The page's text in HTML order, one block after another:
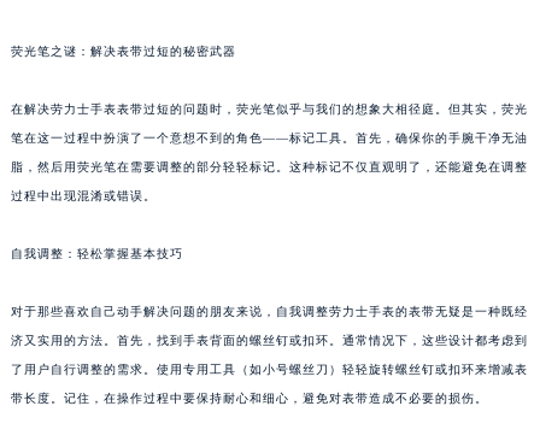
荧光笔之谜：解决表带过短的秘密武器
在解决劳力士手表表带过短的问题时，荧光笔似乎与我们的想象大相径庭。但其实，荧光
笔在这一过程中扮演了一个意想不到的角色——标记工具。首先，确保你的手腕干净无油
脂，然后用荧光笔在需要调整的部分轻轻标记。这种标记不仅直观明了，还能避免在调整
过程中出现混淆或错误。
自我调整：轻松掌握基本技巧
对于那些喜欢自己动手解决问题的朋友来说，自我调整劳力士手表的表带无疑是一种既经
济又实用的方法。首先，找到手表背面的螺丝钉或扣环。通常情况下，这些设计都考虑到
了用户自行调整的需求。使用专用工具（如小号螺丝刀）轻轻旋转螺丝钉或扣环来增减表
带长度。记住，在操作过程中要保持耐心和细心，避免对表带造成不必要的损伤。